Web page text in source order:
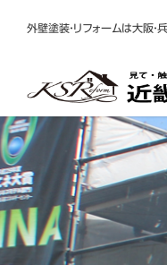
外壁塗装・リフォームは大阪